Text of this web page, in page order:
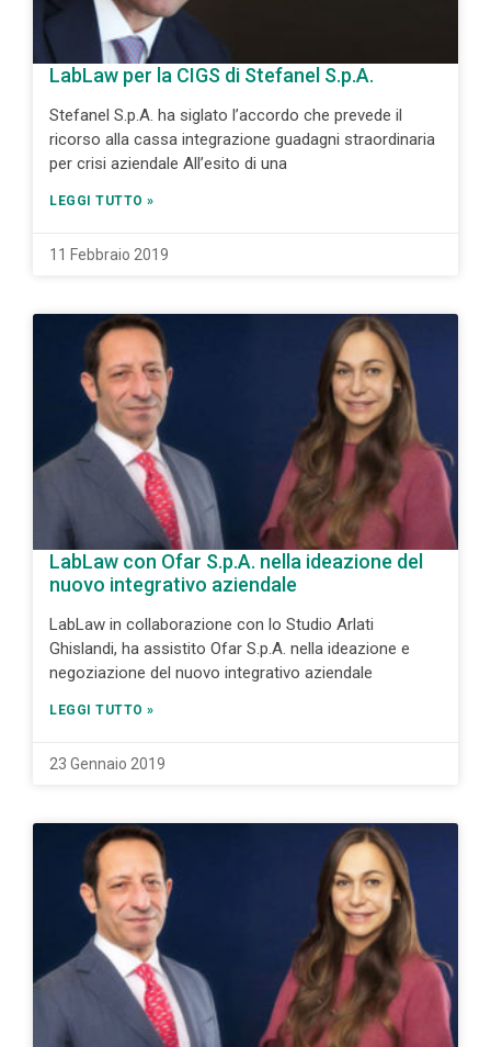
LabLaw per la CIGS di Stefanel S.p.A.
Stefanel S.p.A. ha siglato l’accordo che prevede il
ricorso alla cassa integrazione guadagni straordinaria
per crisi aziendale All’esito di una
LEGGI TUTTO »
11 Febbraio 2019
LabLaw con Ofar S.p.A. nella ideazione del
nuovo integrativo aziendale
LabLaw in collaborazione con lo Studio Arlati
Ghislandi, ha assistito Ofar S.p.A. nella ideazione e
negoziazione del nuovo integrativo aziendale
LEGGI TUTTO »
23 Gennaio 2019